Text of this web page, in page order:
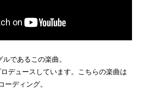
であるこの楽曲。
デュースしています。こちらの楽曲は
ーディング。